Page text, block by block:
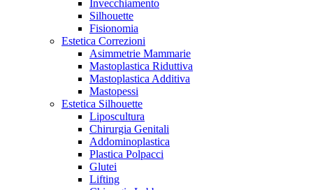
Invecchiamento
Silhouette
Fisionomia
Estetica Correzioni
Asimmetrie Mammarie
Mastoplastica Riduttiva
Mastoplastica Additiva
Mastopessi
Estetica Silhouette
Liposcultura
Chirurgia Genitali
Addominoplastica
Plastica Polpacci
Glutei
Lifting